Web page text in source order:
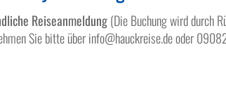
Reiseanmeldung(Die Buchung wird durch
Sie bitte über info@hauckreise.de oder